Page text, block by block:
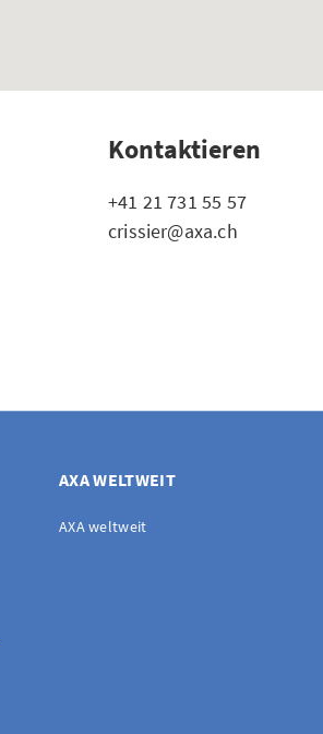
Kontaktieren
+41 21 731 55 57
crissier@axa.ch
AXA WELTWEIT
AXA weltweit